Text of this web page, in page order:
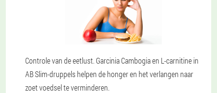
Controle van de eetlust. Garcinia Cambogia en L-carnitine in
AB Slim-druppels helpen de honger en het verlangen naar
zoet voedsel te verminderen.